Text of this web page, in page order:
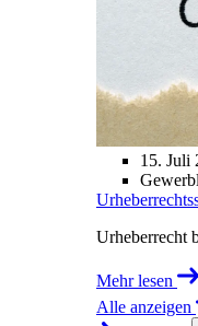
15. Juli
Urheberrecht
Mehr lesen
Alle anzeigen